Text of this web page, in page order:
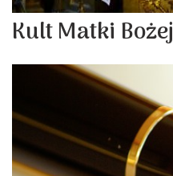
Kult Matki Bożej